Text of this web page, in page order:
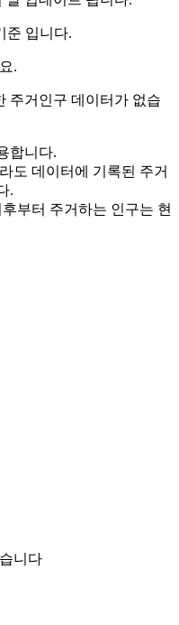
준 입니다.
.
주거인구 데이터가 없습
합니다.
도 데이터에 기록된 주거
.
후부터 주거하는 인구는 현
니다